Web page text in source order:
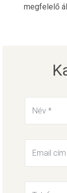
megfelelő